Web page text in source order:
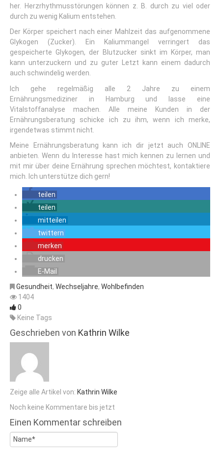
her. Herzrhythmusstörungen können z. B. durch zu viel oder
durch zu wenig Kalium entstehen.
Der Körper speichert nach einer Mahlzeit das aufgenommene
Glykogen (Zucker). Ein Kaliummangel verringert das
gespeicherte Glykogen, der Blutzucker sinkt im Körper, man
kann unterzuckern und zu guter Letzt kann einem dadurch
auch schwindelig werden.
Ich gehe regelmäßig alle 2 Jahre zu einem
Ernährungsmediziner in Hamburg und lasse eine
Vitalstoffanalyse machen. Alle meine Kunden in der
Ernährungsberatung schicke ich zu ihm, wenn ich merke,
irgendetwas stimmt nicht.
Meine Ernährungsberatung kann ich dir jetzt auch ONLINE
anbieten. Wenn du Interesse hast mich kennen zu lernen und
mit mir über deine Ernährung sprechen möchtest, kontaktiere
mich. Ich unterstütze dich gern!
teilen
teilen
mitteilen
twittern
merken
drucken
E-Mail
Gesundheit, Wechseljahre, Wohlbefinden
1404
0
Keine Tags
Geschrieben von Kathrin Wilke
Zeige alle Artikel von: Kathrin Wilke
Noch keine Kommentare bis jetzt
Einen Kommentar schreiben